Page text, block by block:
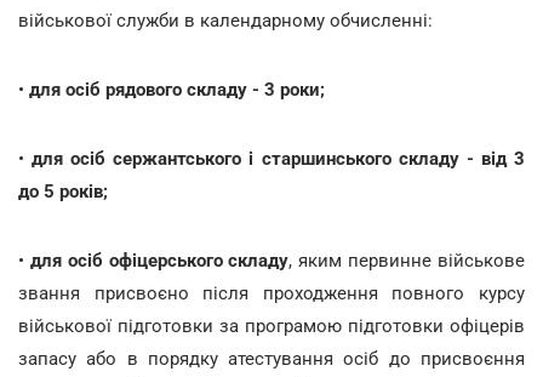
військової служби в календарному обчисленні:
• для осіб рядового складу - 3 роки;
•для осіб сержантського і старшинського складу - від 3
до 5 років;
• для осіб офіцерського складу, яким первинне військове
звання присвоєно після проходження повного курсу
військової підготовки за програмою підготовки офіцерів
запасу або в порядку атестування осіб до присвоєння